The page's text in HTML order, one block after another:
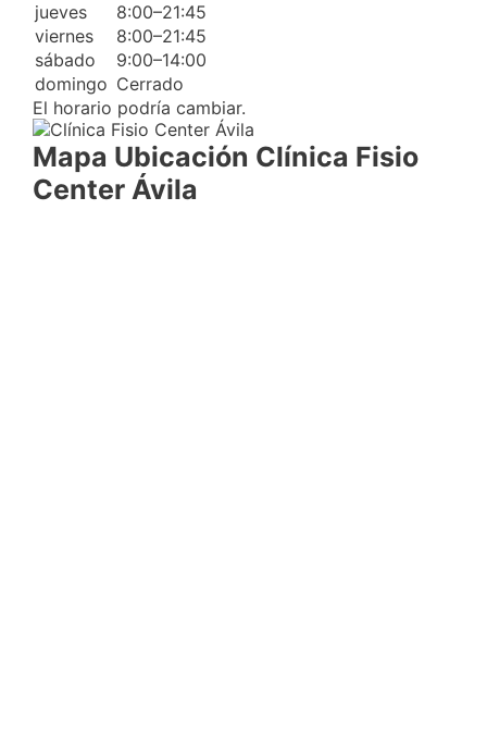
jueves
8:00–21:45
viernes
8:00–21:45
sábado
9:00–14:00
domingo Cerrado
El horario podría cambiar.
Mapa Ubicación Clínica Fisio
Center Ávila